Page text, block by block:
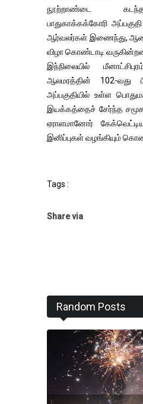
நூற்றாண்டை
பாதுகாக்கக்கோரி
ஆர்வலர்கள் இணைந்து,
விழா கொண்டாடி
இந்நிலையில்
ஆலமரத்தின் 102-வது
அப்பகுதியில் உள்ள
இயக்கத்தைச் சேர்ந்த
ஏராளமானோர்
இனிப்புகள் வழங்கியும்
Tags :
Share via
Random Posts